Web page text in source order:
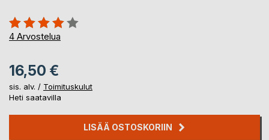
Arvostelu::
80%
4 Arvostelua
16,50 €
sis. alv. / Toimituskulut
Heti saatavilla
LISÄÄ OSTOSKORIIN